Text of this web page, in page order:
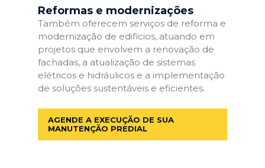
Reformas e modernizações
Também oferecem serviços de reforma e
modernização de edifícios, atuando em
projetos que envolvem a renovação de
fachadas, a atualização de sistemas
elétricos e hidráulicos e a implementação
de soluções sustentáveis e eficientes.
AGENDE A EXECUÇÃO DE SUA
MANUTENÇÃO PREDIAL